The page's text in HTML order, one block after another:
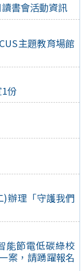
書會活動資訊
主題教育場館
份
辦理「守護我們
能節電低碳綠校
案，請踴躍報名